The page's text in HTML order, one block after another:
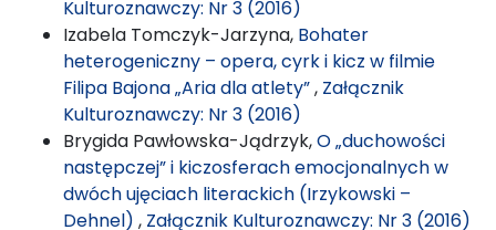
Kulturoznawczy: Nr 3 (2016)
Izabela Tomczyk-Jarzyna, Bohater
heterogeniczny – opera, cyrk i kicz w filmie
Filipa Bajona „Aria dla atlety”, Załącznik
Kulturoznawczy: Nr 3 (2016)
Brygida Pawłowska-Jądrzyk,O „duchowości
następczej” i kiczosferach emocjonalnych w
dwóch ujęciach literackich (Irzykowski –
Dehnel) , Załącznik Kulturoznawczy: Nr 3 (2016)